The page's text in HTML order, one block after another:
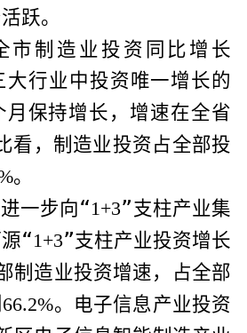
跃。
市制造业投资同比增长
大行业中投资唯一增长的
月保持增长，增速在全省
看，制造业投资占全部投
。
一步向“1+3”支柱产业集
“1+3”支柱产业投资增长
制造业投资增速，占全部
66.2%。电子信息产业投资